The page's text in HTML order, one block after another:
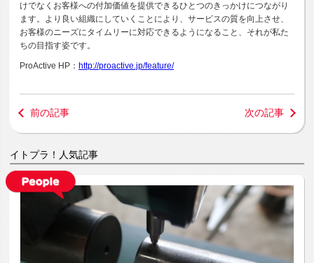
けでなくお客様への付加価値を提供できるひとつのきっかけにつながり
ます。より良い組織にしていくことにより、サービスの質を向上させ、
お客様のニーズにタイムリーに対応できるようになること、それが私た
ちの目指す姿です。
ProActive HP： http://proactive.jp/feature/
前の記事 次の記事
イトプラ！人気記事